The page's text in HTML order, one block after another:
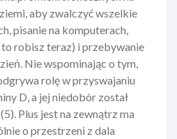
aby zwalczyć wszelkie
pisanie na komputerach,
robisz teraz) i przebywanie
Nie wspominając o tym,
rolę w przyswajaniu
D, a jej niedobór został
Plus jest na zewnątrz ma
o przestrzeni z dala